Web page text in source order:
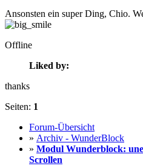
Ansonsten ein super Ding, Chio.
Offline
Liked by:
thanks
Seiten: 1
Forum-Übersicht
» Archiv - WunderBlock
» Modul Wunderblock:
Scrollen